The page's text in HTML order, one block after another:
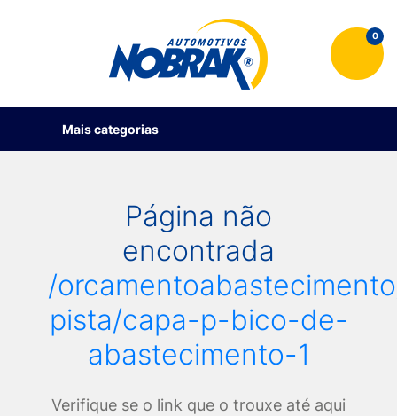
0
Mais categorias
Página não
encontrada
/
pista/capa-p-bico-de-
abastecimento-1
Verifique se o link que o trouxe até aqui